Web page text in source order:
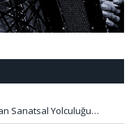
Sanatsal Yolculuğu…